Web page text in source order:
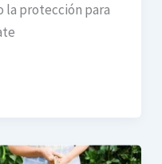
la protección para